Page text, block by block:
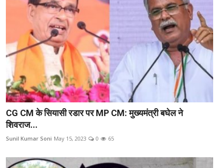
Contact
क्षेत्रीय
कोरोना वायरस
विडियो
CG CM के सियासी रडार पर MP CM: मुख्यमंत्री बघेल ने
शिवराज...
Sunil Kumar Soni May 15, 2023 0 65